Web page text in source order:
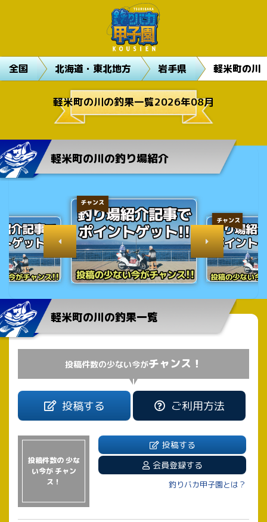
全国 北海道・東北地方 岩手県 軽米町の川
軽米町の川の釣果一覧2026年08月
軽米町の川の釣り場紹介
チャンス
チャンス
軽米町の川の釣果一覧
投稿件数の少ない今がチャンス！
投稿する ご利用方法
投稿件数の 少な
い今が チャン
ス！
投稿する
会員登録する
釣りバカ甲子園とは？